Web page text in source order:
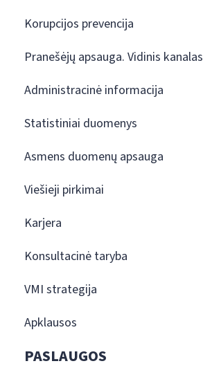
Korupcijos prevencija
Pranešėjų apsauga. Vidinis kanalas
Administracinė informacija
Statistiniai duomenys
Asmens duomenų apsauga
Viešieji pirkimai
Karjera
Konsultacinė taryba
VMI strategija
Apklausos
PASLAUGOS